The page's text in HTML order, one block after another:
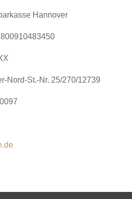
Hannover
Nord-St.-Nr. 25/270/12739